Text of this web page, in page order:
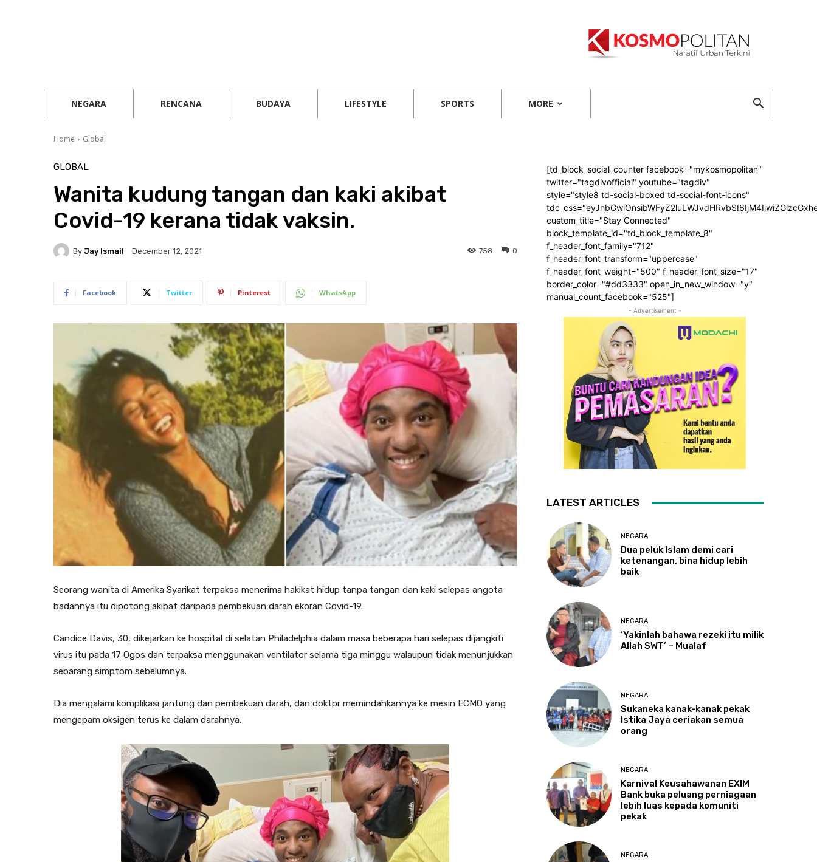
NEGARA RENCANA BUDAYA LIFESTYLE SPORTS MORE
Home Global
GLOBAL
Wanita kudung tangan dan kaki akibat
Covid-19 kerana tidak vaksin.
By Jay Ismail December 12, 2021 0
758
Facebook Twitter Pinterest WhatsApp
Seorang wanita di Amerika Syarikat terpaksa menerima hakikat hidup tanpa tangan dan kaki selepas angota
badannya itu dipotong akibat daripada pembekuan darah ekoran Covid-19.
Candice Davis, 30, dikejarkan ke hospital di selatan Philadelphia dalam masa beberapa hari selepas dijangkiti
virus itu pada 17 Ogos dan terpaksa menggunakan ventilator selama tiga minggu walaupun tidak menunjukkan
sebarang simptom sebelumnya.
Dia mengalami komplikasi jantung dan pembekuan darah, dan doktor memindahkannya ke mesin ECMO yang
mengepam oksigen terus ke dalam darahnya.
[td_block_social_counter facebook="mykosmopolitan"
twitter="tagdivofficial" youtube="tagdiv"
style="style8 td-social-boxed td-social-font-icons"
custom_title="Stay Connected"
block_template_id="td_block_template_8"
f_header_font_family="712"
f_header_font_transform="uppercase"
f_header_font_weight="500" f_header_font_size="17"
border_color="#dd3333" open_in_new_window="y"
manual_count_facebook="525"]
- Advertisement -
LATEST ARTICLES
NEGARA
Dua peluk Islam demi cari
ketenangan, bina hidup lebih
baik
NEGARA
‘Yakinlah bahawa rezeki itu milik
Allah SWT’ – Mualaf
NEGARA
Sukaneka kanak-kanak pekak
Istika Jaya ceriakan semua
orang
NEGARA
Karnival Keusahawanan EXIM
Bank buka peluang perniagaan
lebih luas kepada komuniti
pekak
NEGARA